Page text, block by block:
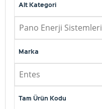
Alt Kategori
Pano Enerji Sistemleri
Marka
Entes
Tam Ürün Kodu